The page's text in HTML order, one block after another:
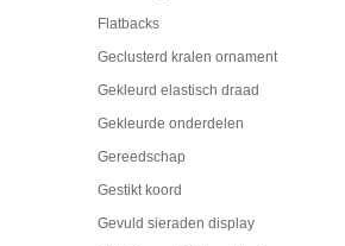
Flatbacks
Geclusterd kralen ornament
Gekleurd elastisch draad
Gekleurde onderdelen
Gereedschap
Gestikt koord
Gevuld sieraden display